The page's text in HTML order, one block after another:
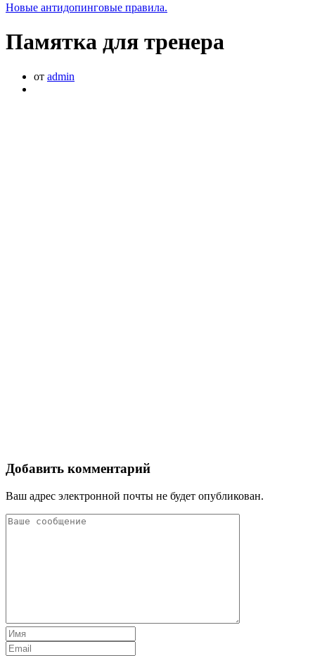
Новые антидопинговые правила.
Памятка для тренера
от admin
Добавить комментарий
Ваш адрес электронной почты не будет опубликован.